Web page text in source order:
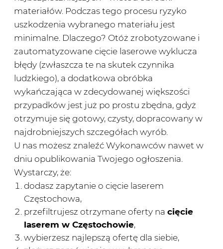
materiałów. Podczas tego procesu ryzyko
uszkodzenia wybranego materiału jest
minimalne. Dlaczego? Otóż zrobotyzowane i
zautomatyzowane cięcie laserowe wyklucza
błędy (zwłaszcza te na skutek czynnika
ludzkiego), a dodatkowa obróbka
wykańczająca w zdecydowanej większości
przypadków jest już po prostu zbędna, gdyż
otrzymuje się gotowy, czysty, dopracowany w
najdrobniejszych szczegółach wyrób.
U nas możesz znaleźć Wykonawców nawet w
dniu opublikowania Twojego ogłoszenia.
Wystarczy, że:
dodasz zapytanie o cięcie laserem
Częstochowa,
przefiltrujesz otrzymane oferty na cięcie
laserem w Częstochowie,
wybierzesz najlepszą ofertę dla siebie,